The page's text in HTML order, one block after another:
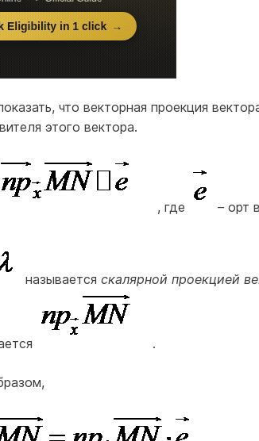
что векторная проекция
этого вектора.
, где – орт
называется скалярной проекцией
.